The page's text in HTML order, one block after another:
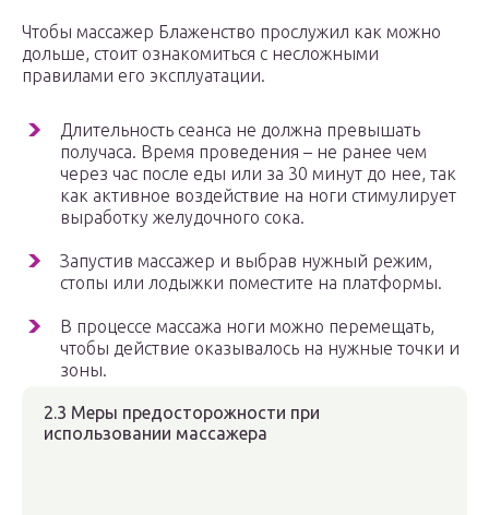
Чтобы массажер Блаженство прослужил как можно
дольше, стоит ознакомиться с несложными
правилами его эксплуатации.
Длительность сеанса не должна превышать
получаса. Время проведения – не ранее чем
через час после еды или за 30 минут до нее, так
как активное воздействие на ноги стимулирует
выработку желудочного сока.
Запустив массажер и выбрав нужный режим,
стопы или лодыжки поместите на платформы.
В процессе массажа ноги можно перемещать,
чтобы действие оказывалось на нужные точки и
зоны.
2.3 Меры предосторожности при
использовании массажера